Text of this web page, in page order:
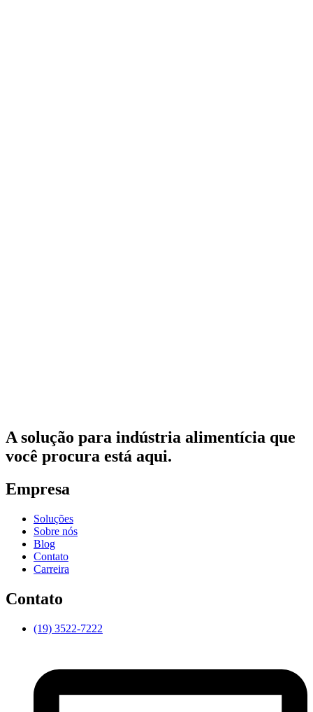
A solução para indústria alimentícia que
você procura está aqui.
Empresa
Soluções
Sobre nós
Blog
Contato
Carreira
Contato
(19) 3522-7222